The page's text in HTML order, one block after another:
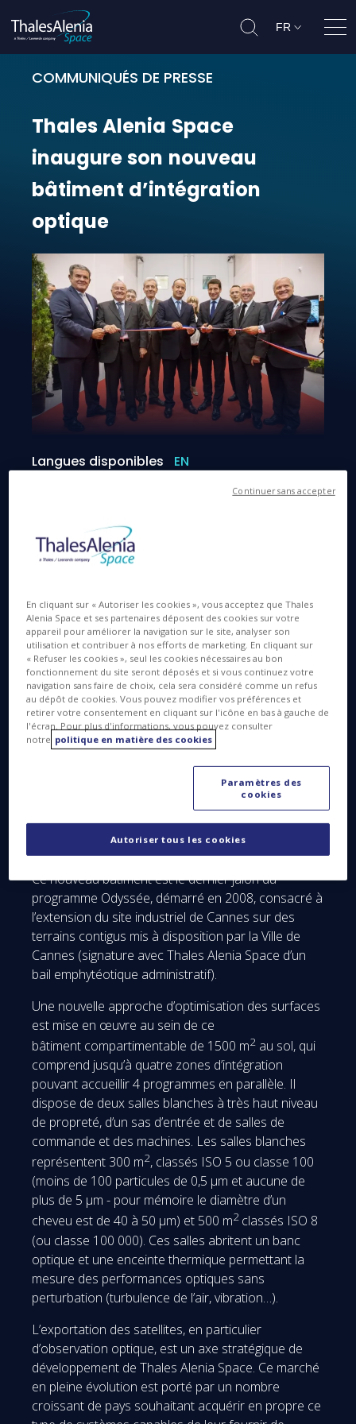
FR
COMMUNIQUÉS DE PRESSE
Thales Alenia Space inaugure
ThalesAlenia Space
inaugureson nouveau
bâtiment d’intégration
optique
Langues disponibles EN
Thales Alenia Space inaugure son nouveau
bâtiment d’intégration optique
Cannes, le 2 octobre 2015– Thales Alenia Space
inaugure ce jour son nouveau bâtiment, le bâtiment
Séléné, dont la construction a débuté en octobre
2014. Ce moyen de production destiné à
l’intégration et aux tests d’instruments d’observation
optiques sur le site de Cannes, vient compléter
l’infrastructure dédiée aux programmes
d’observation optique déjà existante sur le site et
soutient le développement de Thales Alenia Space
sur le marché de la haute résolution à l’export, au-
delà des contrats déjà en cours.
Ce nouveau bâtiment est le dernier jalon du
programme Odyssée, démarré en 2008, consacré à
l’extension du site industriel de Cannes sur des
terrains contigus mis à disposition par la Ville de
Cannes (signature avec Thales Alenia Space d’un
bail emphytéotique administratif).
Une nouvelle approche d’optimisation des surfaces
est mise en œuvre au sein de ce
bâtiment compartimentable de 1500 m2 au sol, qui
comprend jusqu’à quatre zones d’intégration
pouvant accueillir 4 programmes en parallèle. Il
dispose de deux salles blanches à très haut niveau
de propreté, d’un sas d’entrée et de salles de
commande et des machines. Les salles blanches
représentent 300 m2, classés ISO 5 ou classe 100
(moins de 100 particules de 0,5 µm et aucune de
plus de 5 µm - pour mémoire le diamètre d’un
cheveu est de 40 à 50 µm) et 500 m2 classés ISO 8
(ou classe 100 000). Ces salles abritent un banc
optique et une enceinte thermique permettant la
mesure des performances optiques sans
perturbation (turbulence de l’air, vibration…).
L’exportation des satellites, en particulier
d’observation optique, est un axe stratégique de
développement de Thales Alenia Space. Ce marché
en pleine évolution est porté par un nombre
croissant de pays souhaitant acquérir en propre ce
En cliquant sur « Autoriser les cookies », vous acceptez que Thales
Alenia Space et ses partenaires déposent des cookies sur votre
appareil pour améliorer la navigation sur le site, analyser son
utilisation et contribuer à nos efforts de marketing. En cliquant sur
« Refuser les cookies », seul les cookies nécessaires au bon
fonctionnement du site seront déposés et si vous continuez votre
navigation sans faire de choix, cela sera considéré comme un refus
au dépôt de cookies. Vous pouvez modifier vos préférences et
retirer votre consentement en cliquant sur l'icône en bas à gauche de
l'écran. Pour plus d'informations, vous pouvez consulter
notre politique en matière des cookies
Paramètres des
cookies
Autoriser tous les cookies
Continuer sans accepter